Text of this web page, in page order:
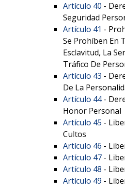
Artículo 40 -
Seguridad
Artículo 41 -
Se Prohíben En
Esclavitud, La
Tráfico De
Artículo 43 -
De La
Artículo 44-
Honor Personal
Artículo 45 -
Cultos
Artículo 46 -
Artículo 47 -
Artículo 48 -
Artículo 49 -